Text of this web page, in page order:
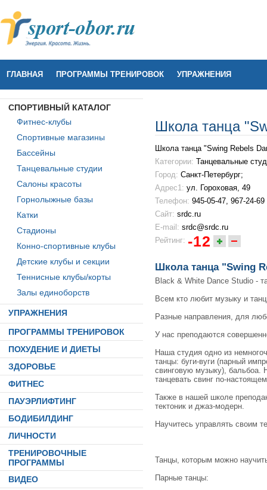
ГЛАВНАЯ ПРОГРАММЫ ТРЕНИРОВОК УПРАЖНЕНИЯ
СПОРТИВНЫЙ КАТАЛОГ
Фитнес-клубы
Спортивные магазины
Бассейны
Танцевальные студии
Салоны красоты
Горнолыжные базы
Катки
Стадионы
Конно-спортивные клубы
Детские клубы и секции
Теннисные клубы/корты
Залы единоборств
УПРАЖНЕНИЯ
ПРОГРАММЫ ТРЕНИРОВОК
ПОХУДЕНИЕ И ДИЕТЫ
ЗДОРОВЬЕ
ФИТНЕС
ПАУЭРЛИФТИНГ
БОДИБИЛДИНГ
ЛИЧНОСТИ
ТРЕНИРОВОЧНЫЕ
ПРОГРАММЫ
ВИДЕО
Школа танца
Школа танца "Swing Rebels
Категории: Танцевальные
Город: Санкт-Петербург;
Адрес1: ул. Гороховая, 49
Телефон: 945-05-47, 967-24-69
Сайт: srdc.ru
E-mail: srdc@srdc.ru
Рейтинг: -12
Школа танца "Swing
Black & White Dance Studio -
Всем кто любит музыку и
Разные направления, для
У нас преподаются
Наша студия одно из
танцы: буги-вуги (парный
свинговую музыку), бальбоа.
танцевать свинг по-
Также в нашей школе
тектоник и джаз-модерн.
Научитесь управлять своим
Танцы, которым можно
Парные танцы: